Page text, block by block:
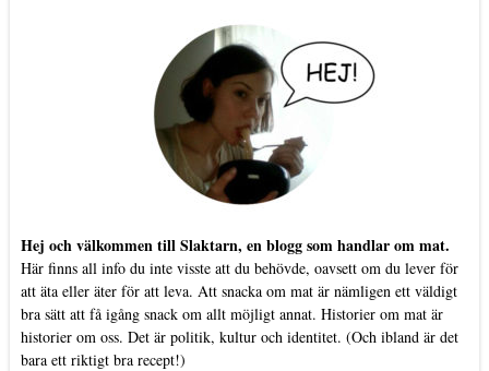
Hej och välkommen till Slaktarn, en blogg som handlar om mat.
Här finns all info du inte visste att du behövde, oavsett om du lever för
att äta eller äter för att leva. Att snacka om mat är nämligen ett väldigt
bra sätt att få igång snack om allt möjligt annat. Historier om mat är
historier om oss. Det är politik, kultur och identitet. (Och ibland är det
bara ett riktigt bra recept!)